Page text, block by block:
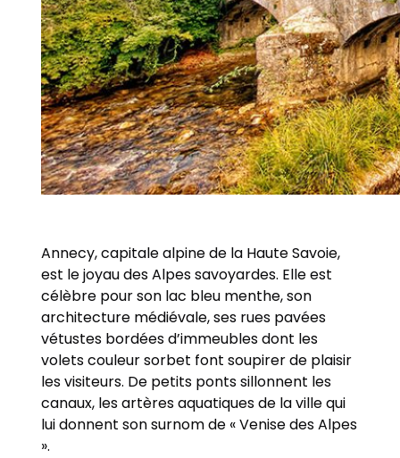
Annecy, capitale alpine de la Haute Savoie,
est le joyau des Alpes savoyardes. Elle est
célèbre pour son lac bleu menthe, son
architecture médiévale, ses rues pavées
vétustes bordées d’immeubles dont les
volets couleur sorbet font soupirer de plaisir
les visiteurs. De petits ponts sillonnent les
canaux, les artères aquatiques de la ville qui
lui donnent son surnom de « Venise des Alpes
».